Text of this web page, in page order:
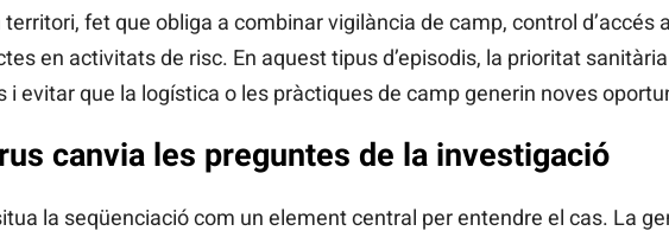
fet que obliga a combinar vigilància de camp, control d’accés
en activitats de risc. En aquest tipus d’episodis, la prioritat
i evitar que la logística o les pràctiques de camp generin noves
canvia les preguntes de la investigació
la seqüenciació com un element central per entendre el cas. La